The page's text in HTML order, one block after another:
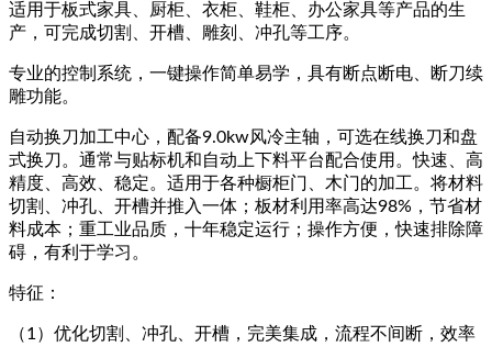
适用于板式家具、厨柜、衣柜、鞋柜、办公家具等产品的生
产，可完成切割、开槽、雕刻、冲孔等工序。
专业的控制系统，一键操作简单易学，具有断点断电、断刀续
雕功能。
自动换刀加工中心，配备9.0kw风冷主轴，可选在线换刀和盘
式换刀。通常与贴标机和自动上下料平台配合使用。快速、高
精度、高效、稳定。适用于各种橱柜门、木门的加工。将材料
切割、冲孔、开槽并推入一体；板材利用率高达98%，节省材
料成本；重工业品质，十年稳定运行；操作方便，快速排除障
碍，有利于学习。
特征：
（1）优化切割、冲孔、开槽，完美集成，流程不间断，效率